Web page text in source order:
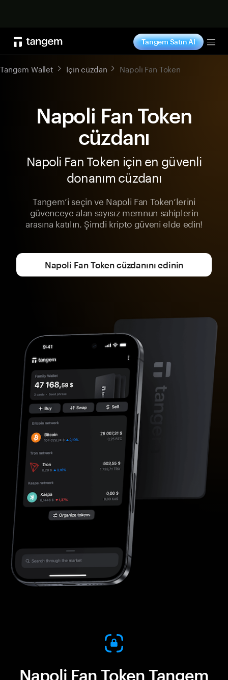
Tangem Satın Al
Tangem Wallet İçin cüzdan Napoli Fan Token
Napoli Fan Token
cüzdanı
Napoli Fan Token için en güvenli
donanım cüzdanı
Tangem’i seçin ve Napoli Fan Token’lerini
güvenceye alan sayısız memnun sahiplerin
arasına katılın. Şimdi kripto güveni elde edin!
Napoli Fan Token cüzdanını edinin
Napoli Fan Token Tangem